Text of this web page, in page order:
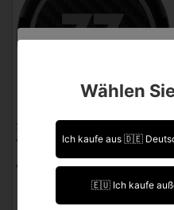
77 POUCHES
77 GHOST Mini Original Extra Strong
€ 1,88
Sind Sie über
Leider können Sie Ihre
Ich bin
Ich bin
Wählen
Ich kaufe aus 🇩🇪
🇪🇺 Ich kaufe